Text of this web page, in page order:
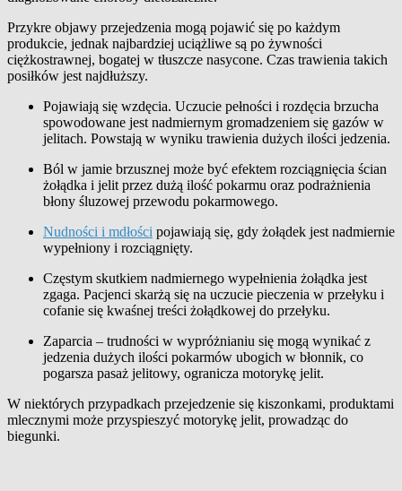
Przykre objawy przejedzenia mogą pojawić się po każdym
produkcie, jednak najbardziej uciążliwe są po żywności
ciężkostrawnej, bogatej w tłuszcze nasycone. Czas trawienia takich
posiłków jest najdłuższy.
Pojawiają się wzdęcia. Uczucie pełności i rozdęcia brzucha
spowodowane jest nadmiernym gromadzeniem się gazów w
jelitach. Powstają w wyniku trawienia dużych ilości jedzenia.
Ból w jamie brzusznej może być efektem rozciągnięcia ścian
żołądka i jelit przez dużą ilość pokarmu oraz podrażnienia
błony śluzowej przewodu pokarmowego.
Nudności i mdłości pojawiają się, gdy żołądek jest nadmiernie
wypełniony i rozciągnięty.
Częstym skutkiem nadmiernego wypełnienia żołądka jest
zgaga. Pacjenci skarżą się na uczucie pieczenia w przełyku i
cofanie się kwaśnej treści żołądkowej do przełyku.
Zaparcia – trudności w wypróżnianiu się mogą wynikać z
jedzenia dużych ilości pokarmów ubogich w błonnik, co
pogarsza pasaż jelitowy, ogranicza motorykę jelit.
W niektórych przypadkach przejedzenie się kiszonkami, produktami
mlecznymi może przyspieszyć motorykę jelit, prowadząc do
biegunki.